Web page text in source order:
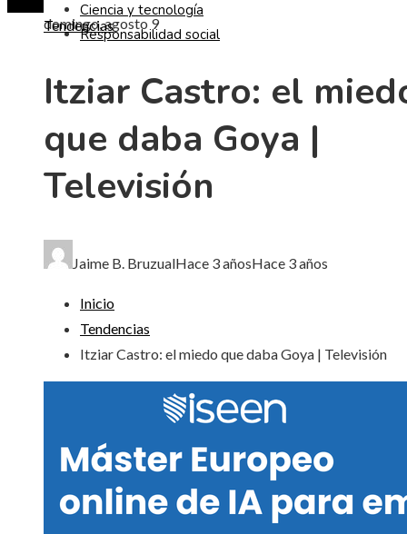
domingo, agosto 9
Ciencia y tecnología
Responsabilidad social
Tendencias
Itziar Castro: el
que daba Goya |
Televisión
Jaime B. BruzualHace 3 añosHace 3 años
Inicio
Tendencias
Itziar Castro: el miedo que daba Goya | Televisión